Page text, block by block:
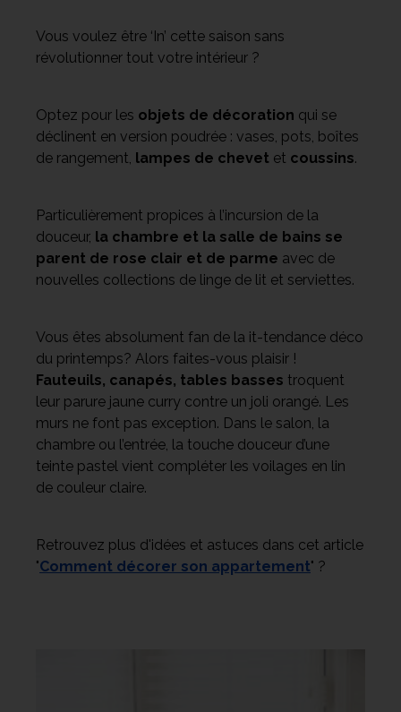
Vous voulez être ‘In’ cette saison sans
révolutionner tout votre intérieur ?
Optez pour les objets de décoration qui se
déclinent en version poudrée : vases, pots, boîtes
de rangement, lampes de chevet et coussins.
Particulièrement propices à l’incursion de la
douceur, la chambre et la salle de bains se
parent de rose clair et de parme avec de
nouvelles collections de linge de lit et serviettes.
Vous êtes absolument fan de la it-tendance déco
du printemps? Alors faites-vous plaisir !
Fauteuils, canapés, tables basses troquent
leur parure jaune curry contre un joli orangé. Les
murs ne font pas exception. Dans le salon, la
chambre ou l’entrée, la touche douceur d’une
teinte pastel vient compléter les voilages en lin
de couleur claire.
Retrouvez plus d'idées et astuces dans cet article
"Comment décorer son appartement" ?